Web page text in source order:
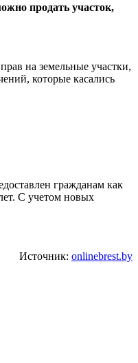
продать участок,
на земельные участки,
которые касались
гражданам как
С учетом новых
Источник: onlinebrest.by